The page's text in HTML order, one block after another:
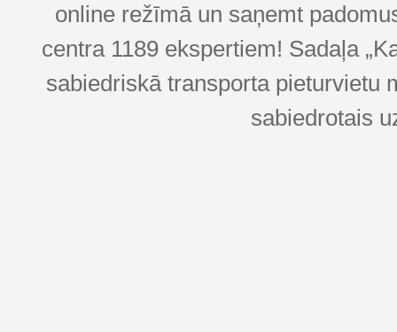
online režīmā un saņemt
centra 1189 ekspertiem! Sadaļa
sabiedriskā transporta pieturvietu
sabiedrotais